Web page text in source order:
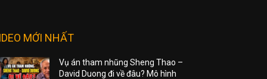
MỚI NHẤT
Vụ án tham nhũng Sheng Thao –
David Duong đi về đâu? Mô hình